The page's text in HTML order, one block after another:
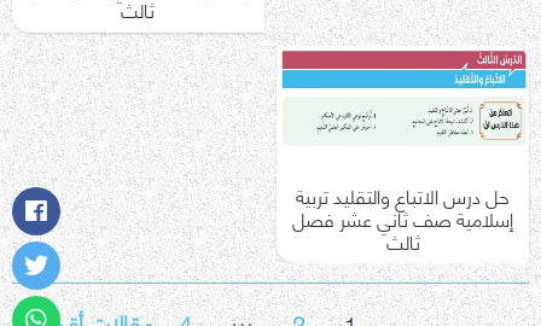
ثالث
حل درس الاتباع والتقليد تربية
إسلامية صف ثاني عشر فصل
ثالث
…